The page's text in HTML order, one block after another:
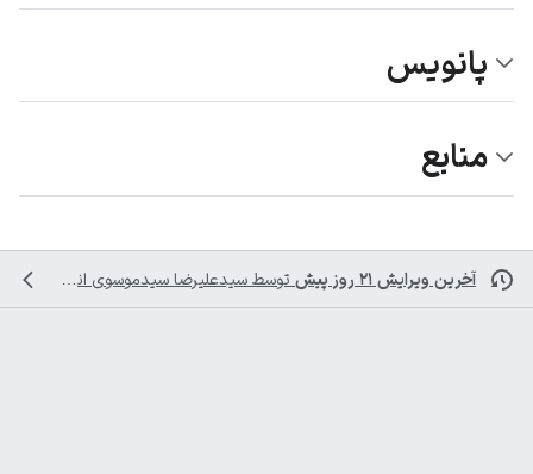
پانویس
منابع
آخرین ویرایش ۲۱ روز پیش توسط سیدعلیرضا سیدموسوی انجام شده است